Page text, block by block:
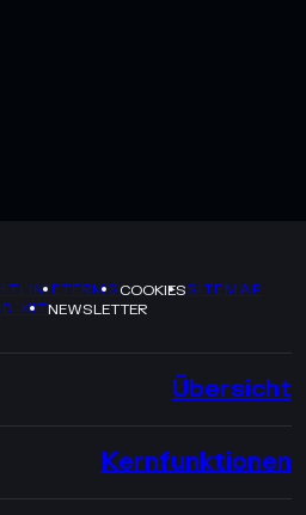
TERMSCOOKIESSITEMAP
KITNEWSLETTER
Übersicht
Kernfunktionen